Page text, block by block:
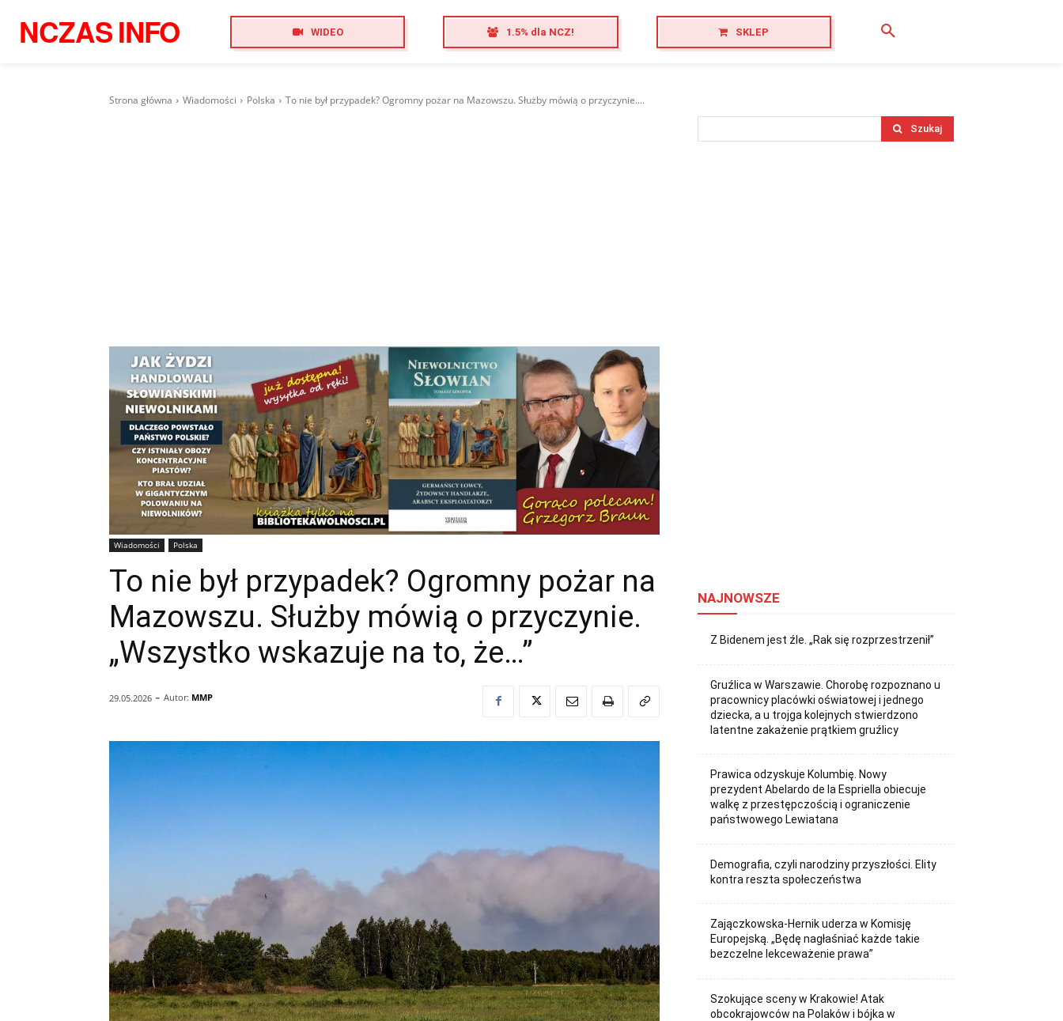
NCZASINFO WIDEO 1.5% dla NCZ! SKLEP
Strona główna Wiadomości Polska To nie był przypadek? Ogromny pożar na Mazowszu. Służby mówią o przyczynie....
Wiadomości Polska
To nie był przypadek? Ogromny pożar na
Mazowszu. Służby mówią o przyczynie.
„Wszystko wskazuje na to, że…”
29.05.2026 - Autor: MMP
Szukaj
NAJNOWSZE
Z Bidenem jest źle. „Rak się rozprzestrzenił”
Gruźlica w Warszawie. Chorobę rozpoznano u
pracownicy placówki oświatowej i jednego
dziecka, a u trojga kolejnych stwierdzono
latentne zakażenie prątkiem gruźlicy
Prawica odzyskuje Kolumbię. Nowy
prezydent Abelardo de la Espriella obiecuje
walkę z przestępczością i ograniczenie
państwowego Lewiatana
Demografia, czyli narodziny przyszłości. Elity
kontra reszta społeczeństwa
Zajączkowska-Hernik uderza w Komisję
Europejską. „Będę nagłaśniać każde takie
bezczelne lekceważenie prawa”
Szokujące sceny w Krakowie! Atak
obcokrajowców na Polaków i bójka w